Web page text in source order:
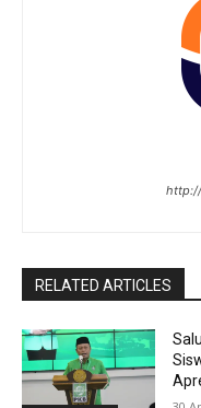
RELATED ARTICLES